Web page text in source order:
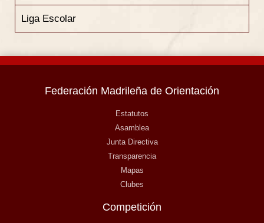
Liga Escolar
Federación Madrileña de Orientación
Estatutos
Asamblea
Junta Directiva
Transparencia
Mapas
Clubes
Competición